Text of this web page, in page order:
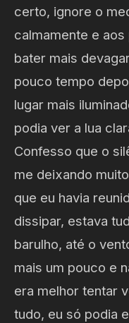
certo, ignore o
calmamente e
bater mais
pouco tempo
lugar mais
podia ver a lua
Confesso que o
me deixando
que eu havia
dissipar, estava
barulho, até o
mais um pouco e
era melhor tentar
tudo, eu só podia